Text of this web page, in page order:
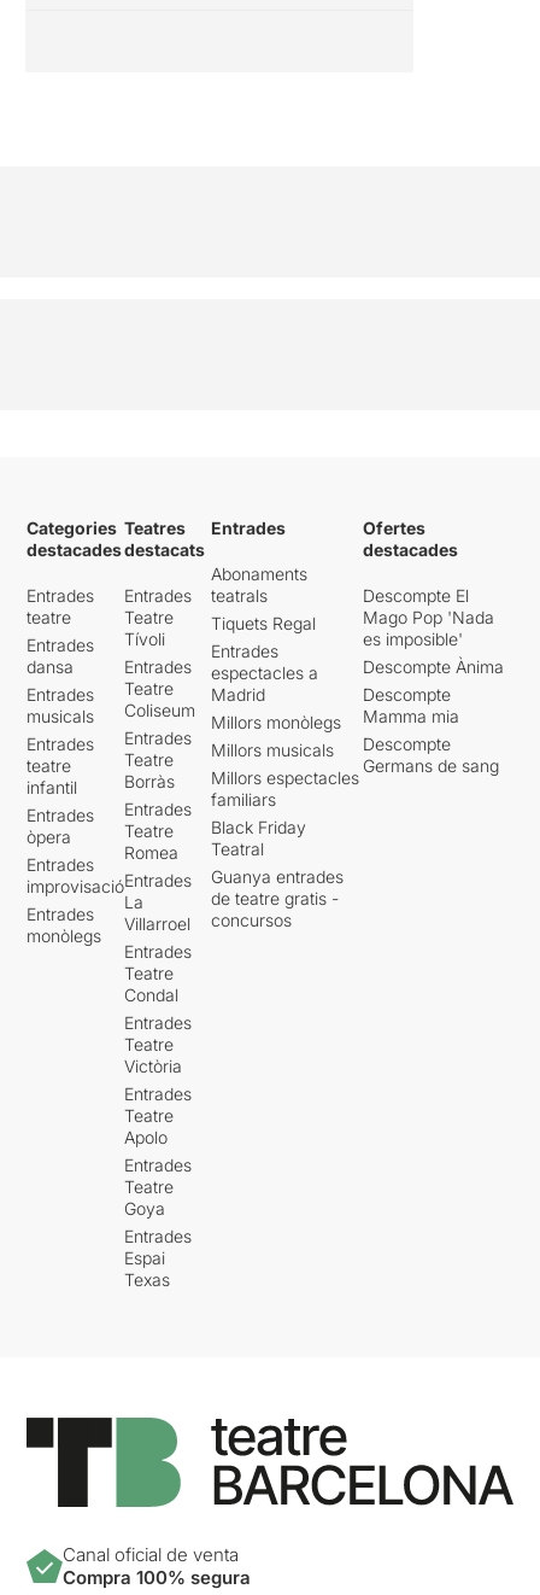
Categories
destacades
Entrades
teatre
Entrades
dansa
Entrades
musicals
Entrades
teatre
infantil
Entrades
òpera
Entrades
improvisació
Entrades
monòlegs
Teatres
destacats
Entrades
Teatre
Tívoli
Entrades
Teatre
Coliseum
Entrades
Teatre
Borràs
Entrades
Teatre
Romea
Entrades
La
Villarroel
Entrades
Teatre
Condal
Entrades
Teatre
Victòria
Entrades
Teatre
Apolo
Entrades
Teatre
Goya
Entrades
Espai
Texas
Entrades
Abonaments
teatrals
Tiquets Regal
Entrades
espectacles a
Madrid
Millors monòlegs
Millors musicals
Millors espectacles
familiars
Black Friday
Teatral
Guanya entrades
de teatre gratis -
concursos
Ofertes
destacades
Descompte El
Mago Pop 'Nada
es imposible'
Descompte Ànima
Descompte
Mamma mia
Descompte
Germans de sang
Canal oficial de venta
Compra 100% segura